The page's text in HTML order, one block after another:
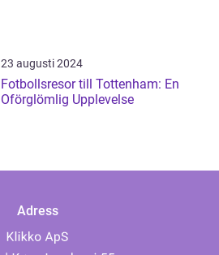
23 augusti 2024
Fotbollsresor till Tottenham: En
Oförglömlig Upplevelse
Adress